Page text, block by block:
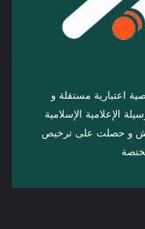
اعتبارية مستقلة و
الإعلامية الإسلامية
بدأت بثها عام 1391هـ.ش و حصلت على ترخيص